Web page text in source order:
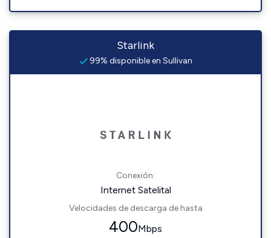
Starlink
99% disponible en Sullivan
Conexión:
Internet Satelital
Velocidades de descarga de hasta
400Mbps